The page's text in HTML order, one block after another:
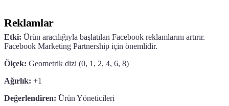
Reklamlar
Etki: Ürün aracılığıyla başlatılan Facebook reklamlarını artırır.
Facebook Marketing Partnership için önemlidir.
Ölçek: Geometrik dizi (0, 1, 2, 4, 6, 8)
Ağırlık: +1
Değerlendiren: Ürün Yöneticileri